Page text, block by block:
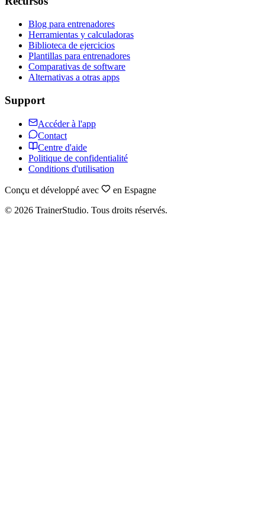
Blog para entrenadores
Herramientas y calculadoras
Biblioteca de ejercicios
Plantillas para entrenadores
Comparativas de software
Alternativas a otras apps
Support
Accéder à l'app
Contact
Centre d'aide
Politique de confidentialité
Conditions d'utilisation
Conçu et développé avec
en Espagne
© 2026 TrainerStudio. Tous droits réservés.